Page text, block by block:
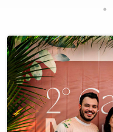
telecomunicações e
Consultor, que
aumentar resultados,
comerciais e ampliar
negócios.Para a
Desenvolvimento
Negócios 7B
do Prefeito Ítalo
empreendedorismo e